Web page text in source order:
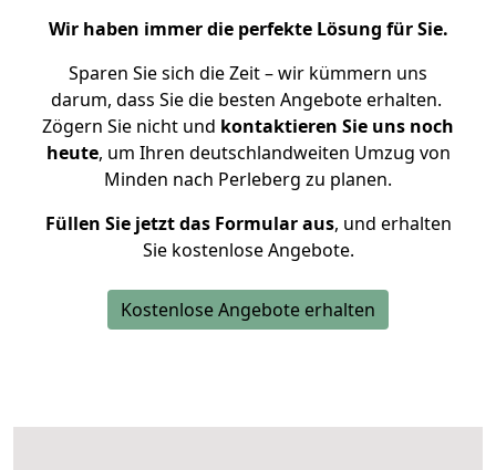
Wir haben immer die perfekte Lösung für Sie.
Sparen Sie sich die Zeit – wir kümmern uns
darum, dass Sie die besten Angebote erhalten.
Zögern Sie nicht und kontaktieren Sie uns noch
heute, um Ihren deutschlandweiten Umzug von
Minden nach Perleberg zu planen.
Füllen Sie jetzt das Formular aus, und erhalten
Sie kostenlose Angebote.
Kostenlose Angebote erhalten